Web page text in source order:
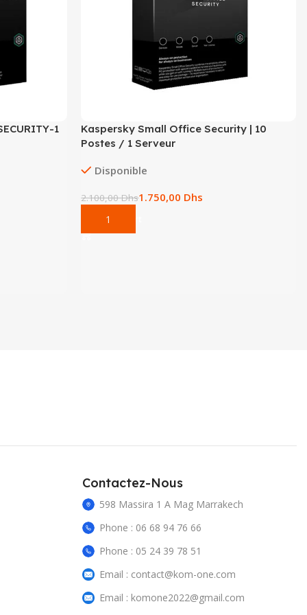
1
Kaspersky Small Office Security | 10
Postes / 1 Serveur
Disponible
2.100,00Dhs1.750,00 Dhs
Add To Cart
Contactez-Nous
598 Massira 1 A Mag Marrakech
Phone : 06 68 94 76 66
Phone : 05 24 39 78 51
Email : contact@kom-one.com
Email : komone2022@gmail.com